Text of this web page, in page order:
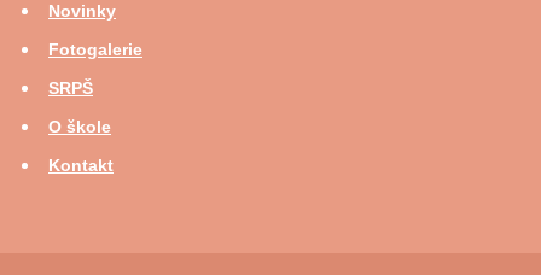
Novinky
Fotogalerie
SRPŠ
O škole
Kontakt